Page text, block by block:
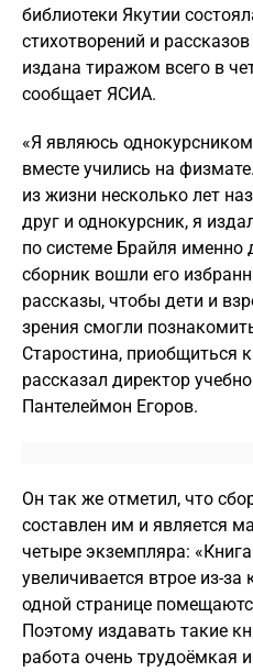
библиотеки Якутии
стихотворений и
издана тиражом всего в
сообщает ЯСИА.
«Я являюсь
вместе учились на
из жизни несколько лет
друг и однокурсник, я
по системе Брайля именно
сборник вошли его
рассказы, чтобы дети и
зрения смогли
Старостина, приобщиться
рассказал директор
Пантелеймон Егоров.
Он так же отметил, что
составлен им и является
четыре экземпляра:
увеличивается втрое из-
одной странице
Поэтому издавать такие
работа очень трудоёмкая